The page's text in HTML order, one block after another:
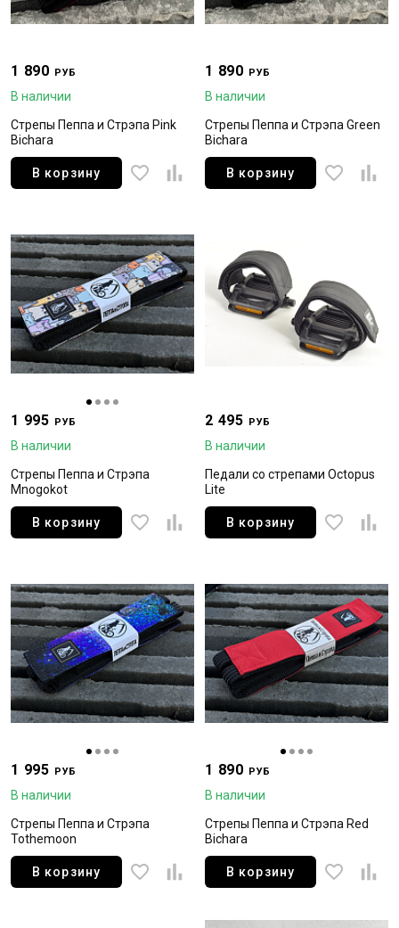
1 890 РУБ
В наличии
Стрепы Пеппа и Стрэпа Pink
Bichara
В корзину
1 890 РУБ
В наличии
Стрепы Пеппа и Стрэпа Green
Bichara
В корзину
1 995 РУБ
В наличии
Стрепы Пеппа и Стрэпа
Mnogokot
В корзину
2 495 РУБ
В наличии
Педали со стрепами Octopus
Lite
В корзину
1 995 РУБ
В наличии
Стрепы Пеппа и Стрэпа
Tothemoon
В корзину
1 890 РУБ
В наличии
Стрепы Пеппа и Стрэпа Red
Bichara
В корзину